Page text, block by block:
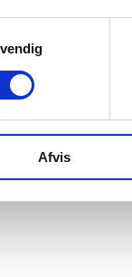
Afvis